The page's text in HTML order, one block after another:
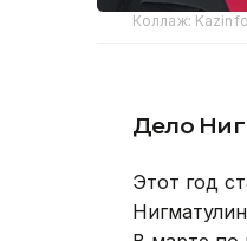
Коллаж:
Дело
Этот год